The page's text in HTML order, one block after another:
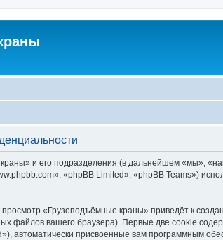
и его подразделения (в дальнейшем «мы»,
«phpBB Limited», «phpBB Teams»)
«Грузоподъёмные краны» приведёт к
файлов вашего браузера). Первые две cookie
автоматически присвоенные вам программным